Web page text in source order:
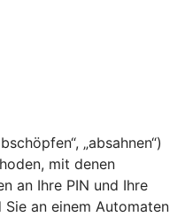
„absahnen“)
mit denen
an Ihre PIN und Ihre
an einem Automaten